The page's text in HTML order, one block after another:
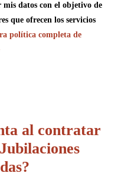
datos con el objetivo de
que ofrecen los servicios
política completa de
al contratar